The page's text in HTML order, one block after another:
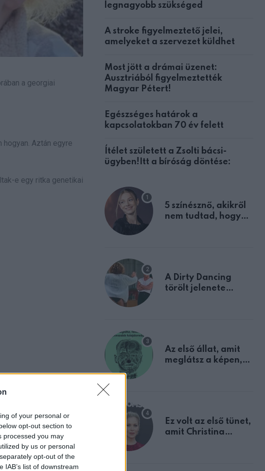
of your personal or
opt-out section to
processed you may
by us or personal
opt-out of the
list of downstream
a georgiai
hogyan. Aztán egyre
e egy ritka genetikai
legnagyobb szükséged
A stroke figyelmeztető jelei,
amelyeket a szervezet küldhet
Most jött a drámai üzenet:
Ausztriából figyelmeztették
Magyar Pétert!
Egészséges határok a
kapcsolatokban 70 év felett
Ítélet született a Zsolti bácsi-
ügyben!Itt a bíróság döntése:
5 színésznő, akikről
nem tudtad, hogy
A Dirty Dancing
törölt jelenete
Az első állat, amit
meglátsz a képen,
Ez volt az első tünet,
amit Christina